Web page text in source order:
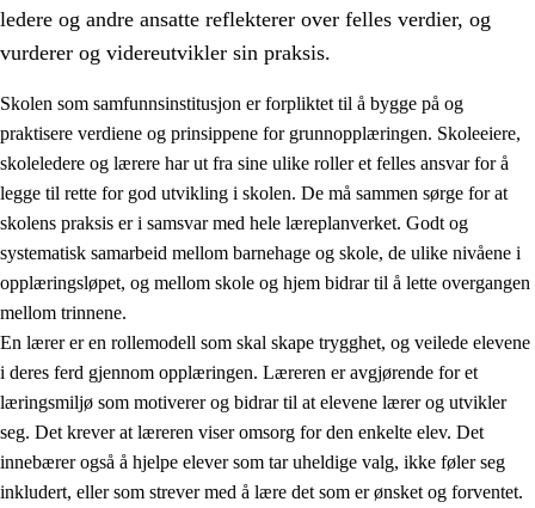
3. Prinsipper for skolens praksis
Et inkluderende læringsmiljø
3.2 Undervisning og tilpasset opplæring
3.3 Samarbeid mellom hjem og skole
3.4 Opplæring i lærebedrift og arbeidsliv
ledere og andre ansatte reflekterer over felles verdier, og
vurderer og videreutvikler sin praksis.
Skolen som samfunnsinstitusjon er forpliktet til å bygge på og
praktisere verdiene og prinsippene for grunnopplæringen. Skoleeiere,
skoleledere og lærere har ut fra sine ulike roller et felles ansvar for å
legge til rette for god utvikling i skolen. De må sammen sørge for at
skolens praksis er i samsvar med hele læreplanverket. Godt og
systematisk samarbeid mellom barnehage og skole, de ulike nivåene i
opplæringsløpet, og mellom skole og hjem bidrar til å lette overgangen
mellom trinnene.
En lærer er en rollemodell som skal skape trygghet, og veilede elevene
i deres ferd gjennom opplæringen. Læreren er avgjørende for et
læringsmiljø som motiverer og bidrar til at elevene lærer og utvikler
seg. Det krever at læreren viser omsorg for den enkelte elev. Det
innebærer også å hjelpe elever som tar uheldige valg, ikke føler seg
inkludert, eller som strever med å lære det som er ønsket og forventet.